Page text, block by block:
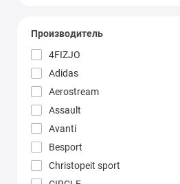
Производитель
4FIZJO
Adidas
Aerostream
Assault
Avanti
Besport
Christopeit sport